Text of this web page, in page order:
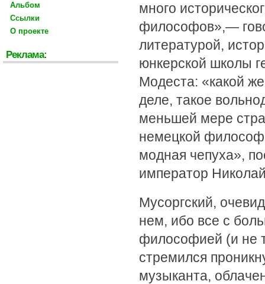
много
философов»,—
литературой,
юнкерской школы
Модеста: «какой
деле, такое
меньшей мере
немецкой
модная чепуха»,
император
Мусоргский,
нем, ибо все с
философией (и не
стремился
музыканта,
Альбом
Ссылки
О проекте
Реклама: